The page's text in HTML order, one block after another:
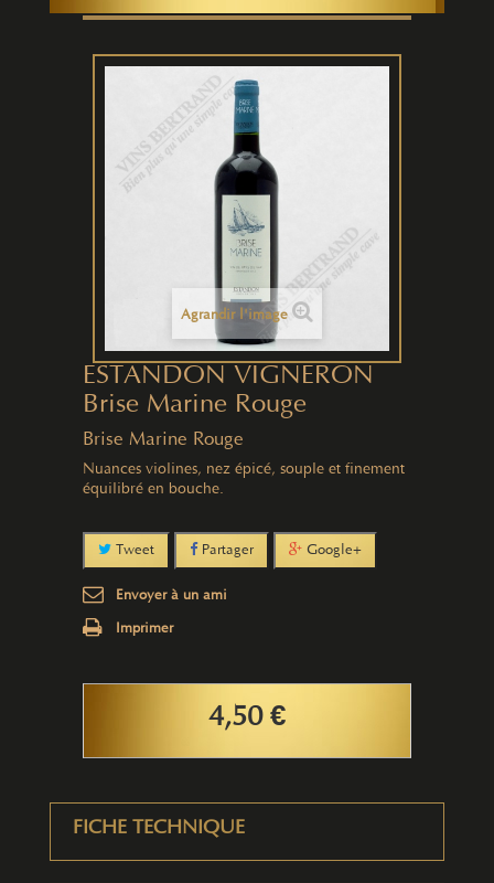
Agrandir l'image
ESTANDON VIGNERON
Brise Marine Rouge
Brise Marine Rouge
Nuances violines, nez épicé, souple et finement
équilibré en bouche.
Tweet Partager Google+
Envoyer à un ami
Imprimer
4,50 €
FICHE TECHNIQUE